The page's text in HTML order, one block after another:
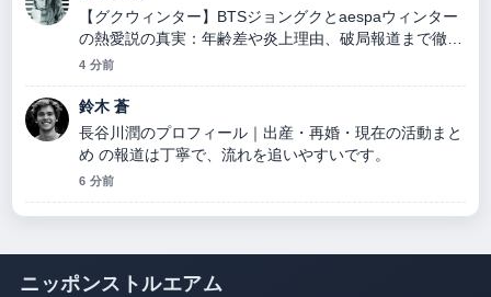
【グクウィンター】BTSジョングクとaespaウィンター
の熱愛説の真実：年齢差や炎上理由、破局報道まで徹底
検証 の背景説明が助かります。ライブ更新を続けてく
ださい。
4 分前
鈴木 蒼
長谷川潤のプロフィール｜出産・再婚・現在の活動まと
め の報道は丁寧で、流れを追いやすいです。
6 分前
ニッポンストルエアム